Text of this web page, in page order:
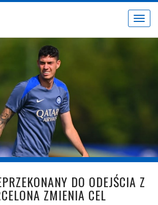
Toggle
DO ODEJŚCIA Z
ZMIENIA CEL